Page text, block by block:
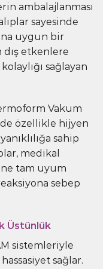
ambalajlanması
sayesinde
uygun bir
etkenlere
sağlayan
Vakum
özellikle hijyen
sahip
medikal
tam uyum
sebep
Üstünlük
sistemleriyle
sağlar.